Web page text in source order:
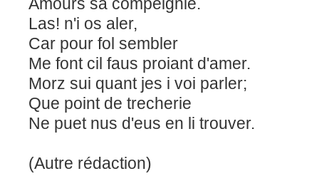
Las! n'i os aler,
Car pour fol sembler
Me font cil faus proiant d'amer.
Morz sui quant jes i voi parler;
Que point de trecherie
Ne puet nus d'eus en li trouver.
(Autre rédaction)